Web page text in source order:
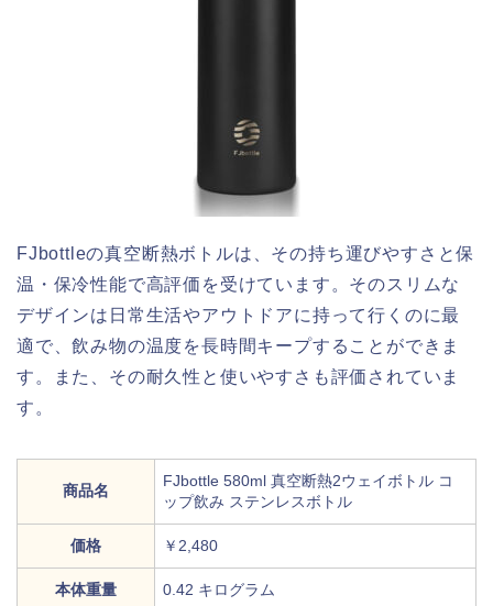
FJbottleの真空断熱ボトルは、その持ち運びやすさと保
温・保冷性能で高評価を受けています。そのスリムな
デザインは日常生活やアウトドアに持って行くのに最
適で、飲み物の温度を長時間キープすることができま
す。また、その耐久性と使いやすさも評価されていま
す。
商品名
FJbottle 580ml 真空断熱2ウェイボトル コ
ップ飲み ステンレスボトル
価格 ￥2,480
本体重量 ‎0.42 キログラム